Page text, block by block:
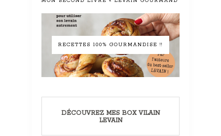
RECETTES 100% GOURMANDISE !!
DÉCOUVREZ MES BOX VILAIN
LEVAIN